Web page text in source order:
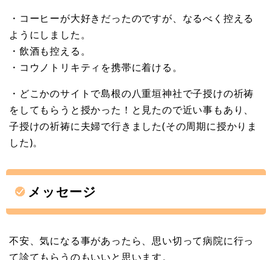
・コーヒーが大好きだったのですが、なるべく控える
ようにしました。
・飲酒も控える。
・コウノトリキティを携帯に着ける。
・どこかのサイトで島根の八重垣神社で子授けの祈祷
をしてもらうと授かった！と見たので近い事もあり、
子授けの祈祷に夫婦で行きました(その周期に授かりま
した)。
メッセージ
不安、気になる事があったら、思い切って病院に行っ
て診てもらうのもいいと思います。